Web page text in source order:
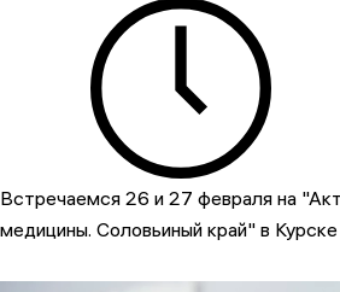
Встречаемся 26 и 27 февраля на
медицины. Соловьиный край" в Курске